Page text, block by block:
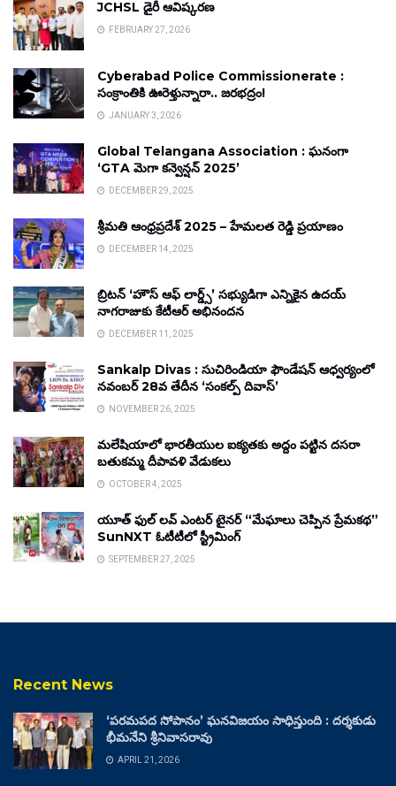
JCHSL డైరీ ఆవిష్కరణ
FEBRUARY 27, 2026
Cyberabad Police Commissionerate :
సంక్రాంతికి ఊరెళ్తున్నారా.. జరభద్రం!
JANUARY 3, 2026
Global Telangana Association : ఘనంగా
‘GTA మెగా కన్వెన్షన్ 2025’
DECEMBER 29, 2025
శ్రీమతి ఆంధ్రప్రదేశ్ 2025 – హేమలత రెడ్డి ప్రయాణం
DECEMBER 14, 2025
బ్రిటన్ ‘హౌస్ ఆఫ్ లార్డ్స్’ సభ్యుడిగా ఎన్నికైన ఉదయ్
నాగరాజుకు కేటీఆర్ అభినందన
DECEMBER 11, 2025
Sankalp Divas : సుచిరిండియా ఫౌండేషన్ ఆధ్వర్యంలో
నవంబర్ 28వ తేదీన ‘సంకల్ప్ దివాస్’
NOVEMBER 26, 2025
మలేషియాలో భారతీయుల ఐక్యతకు అద్దం పట్టిన దసరా
బతుకమ్మ దీపావళి వేడుకలు
OCTOBER 4, 2025
యూత్ ఫుల్ లవ్ ఎంటర్ టైనర్ “మేఘాలు చెప్పిన ప్రేమకథ”
SunNXT ఓటీటీలో స్ట్రీమింగ్
SEPTEMBER 27, 2025
Recent News
‘పరమపద సోపానం’ ఘనవిజయం సాధిస్తుంది : దర్శకుడు
భీమనేని శ్రీనివాసరావు
APRIL 21, 2026